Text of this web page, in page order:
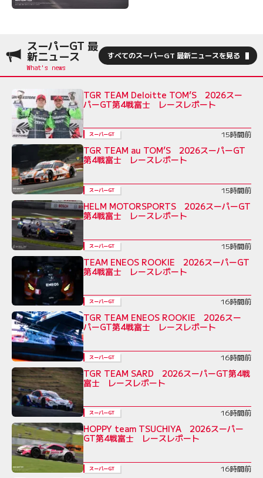
スーパーGT 最
新ニュース すべてのスーパーGT 最新ニュースを見る
TGR TEAM Deloitte TOM’S 2026スー
パーGT第4戦富士 レースレポート
スーパーGT 15時間前
TGR TEAM au TOM’S 2026スーパーGT
第4戦富士 レースレポート
スーパーGT 15時間前
HELM MOTORSPORTS 2026スーパーGT
第4戦富士 レースレポート
スーパーGT 15時間前
TEAM ENEOS ROOKIE 2026スーパーGT
第4戦富士 レースレポート
スーパーGT 16時間前
TGR TEAM ENEOS ROOKIE 2026スー
パーGT第4戦富士 レースレポート
スーパーGT 16時間前
TGR TEAM SARD 2026スーパーGT第4戦
富士 レースレポート
スーパーGT 16時間前
HOPPY team TSUCHIYA 2026スーパー
GT第4戦富士 レースレポート
スーパーGT 16時間前